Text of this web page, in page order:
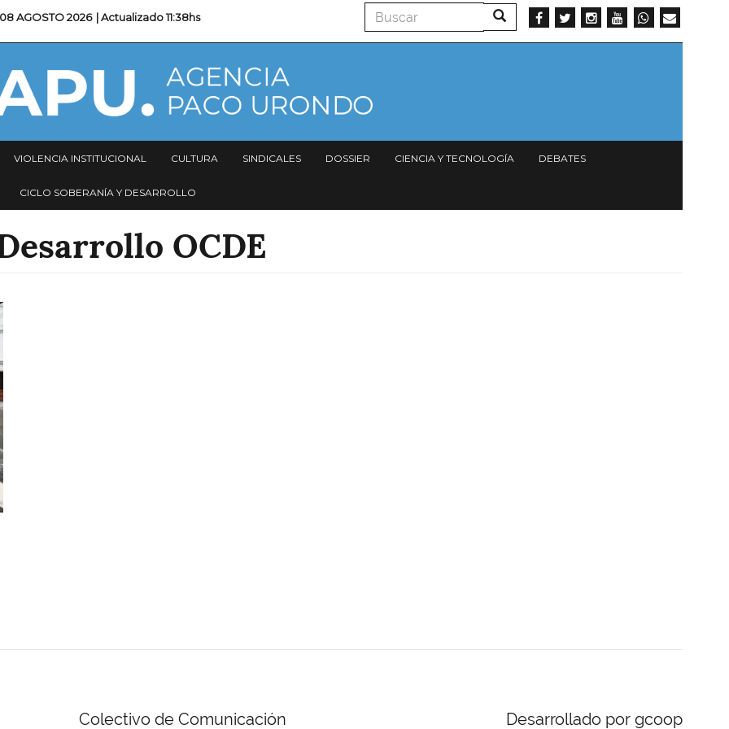
08 AGOSTO 2026 | Actualizado11:38hs Buscar Buscar
VIOLENCIA INSTITUCIONAL CULTURA SINDICALES DOSSIER CIENCIA Y TECNOLOGÍA DEBATES
CICLO SOBERANÍA Y DESARROLLO
OCDE
Colectivo de Comunicación Desarrollado por gcoop